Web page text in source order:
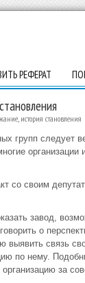
РЕФЕРАТ
история становления
групп следует
со своим
завод,
о
связь
по нему.
за